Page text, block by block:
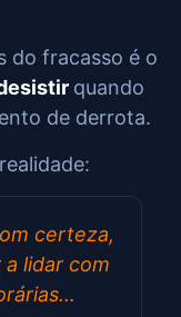
do fracasso é o
quando
de derrota.
certeza,
lidar com